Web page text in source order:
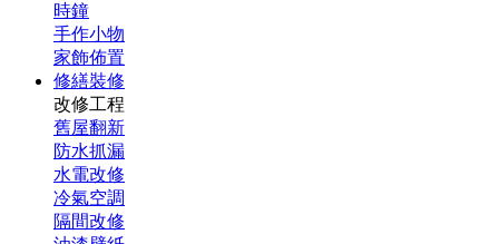
時鐘
手作小物
家飾佈置
修繕裝修
改修工程
舊屋翻新
防水抓漏
水電改修
冷氣空調
隔間改修